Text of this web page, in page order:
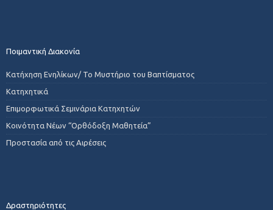
Ποιμαντική Διακονία
Κατήχηση Ενηλίκων/ Το Μυστήριο του Βαπτίσματος
Κατηχητικά
Επιμορφωτικά Σεμινάρια Κατηχητών
Κοινότητα Νέων “Ορθόδοξη Μαθητεία”
Προστασία από τις Αιρέσεις
Δραστηριότητες